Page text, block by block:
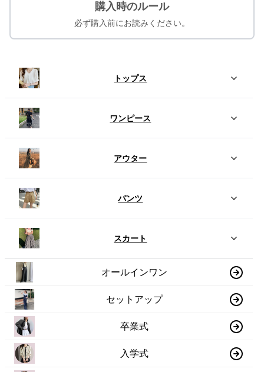
購入時のルール
必ず購入前にお読みください。
トップス
ワンピース
アウター
パンツ
スカート
オールインワン
セットアップ
卒業式
入学式